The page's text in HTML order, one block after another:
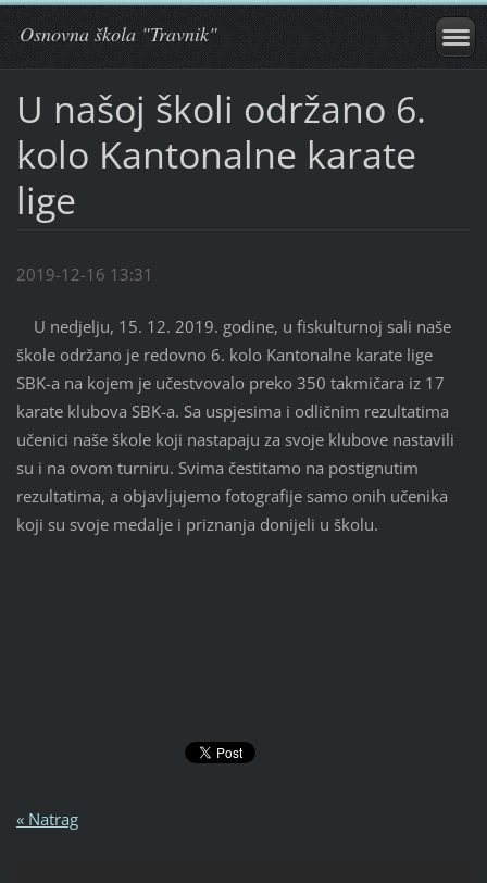
Osnovna škola "Travnik"
U našoj školi održano 6.
kolo Kantonalne karate
lige
2019-12-16 13:31
U nedjelju, 15. 12. 2019. godine, u fiskulturnoj sali naše
škole održano je redovno 6. kolo Kantonalne karate lige
SBK-a na kojem je učestvovalo preko 350 takmičara iz 17
karate klubova SBK-a. Sa uspjesima i odličnim rezultatima
učenici naše škole koji nastapaju za svoje klubove nastavili
su i na ovom turniru. Svima čestitamo na postignutim
rezultatima, a objavljujemo fotografije samo onih učenika
koji su svoje medalje i priznanja donijeli u školu.
« Natrag